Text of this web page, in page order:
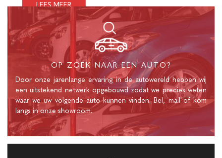
LEES MEER
OP ZOEK NAAR EEN AUTO?
Door onze jarenlange ervaring in de autowereld hebben wij
een uitstekend netwerk opgebouwd zodat we precies weten
waar we uw volgende auto kunnen vinden. Bel, mail of kom
langs in onze showroom.